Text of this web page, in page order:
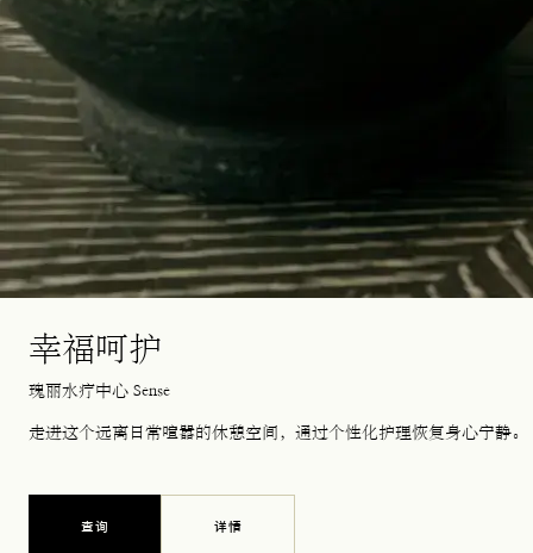
幸福呵护
瑰丽水疗中心 Sense
走进这个远离日常喧嚣的休憩空间，通过个性化护理恢复身心宁静。
查询 详情